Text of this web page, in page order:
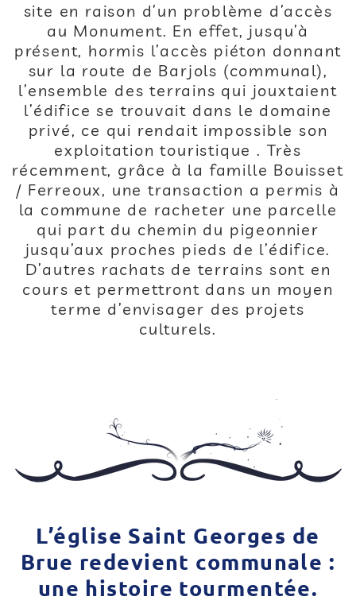
site en raison d’un problème d’accès
au Monument. En effet, jusqu’à
présent, hormis l’accès piéton donnant
sur la route de Barjols (communal),
l’ensemble des terrains qui jouxtaient
l’édifice se trouvait dans le domaine
privé, ce qui rendait impossible son
exploitation touristique . Très
récemment, grâce à la famille Bouisset
/ Ferreoux, une transaction a permis à
la commune de racheter une parcelle
qui part du chemin du pigeonnier
jusqu’aux proches pieds de l’édifice.
D’autres rachats de terrains sont en
cours et permettront dans un moyen
terme d’envisager des projets
culturels.
L’église Saint Georges de
Brue redevient communale :
une histoire tourmentée.